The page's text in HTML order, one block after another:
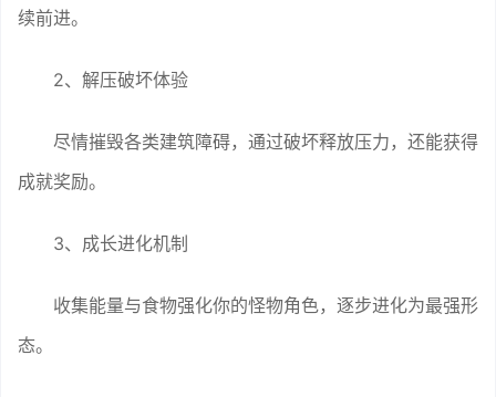
续前进。
2、解压破坏体验
尽情摧毁各类建筑障碍，通过破坏释放压力，还能获得
成就奖励。
3、成长进化机制
收集能量与食物强化你的怪物角色，逐步进化为最强形
态。